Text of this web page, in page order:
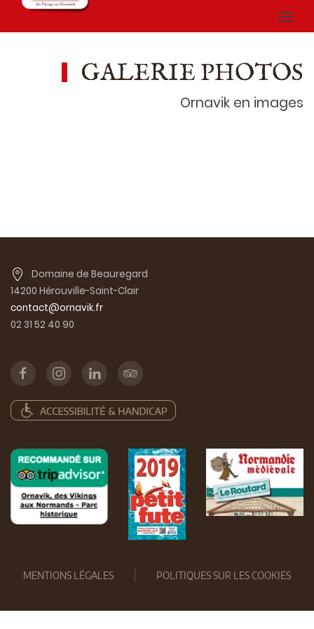
GALERIE PHOTOS
Ornavik en images
Domaine de Beauregard
14200 Hérouville-Saint-Clair
contact@ornavik.fr
02 31 52 40 90
MENTIONS LÉGALES POLITIQUES SUR LES COOKIES